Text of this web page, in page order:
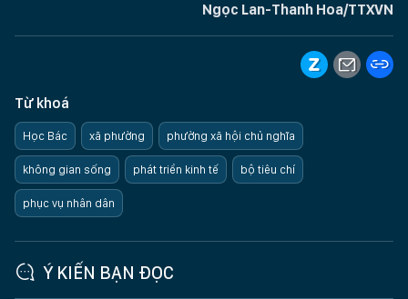
Ngọc Lan-Thanh Hoa/TTXVN
Từ khoá
Học Bác xã phường phường xã hội chủ nghĩa
không gian sống phát triển kinh tế bộ tiêu chí
phục vụ nhân dân
Ý KIẾN BẠN ĐỌC